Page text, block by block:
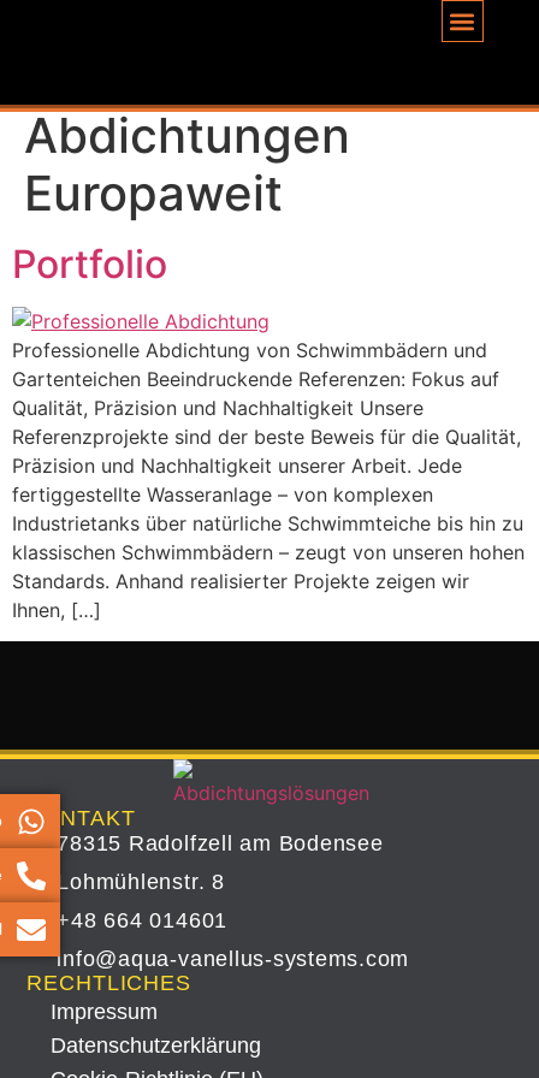
Abdichtungen
Europaweit
Portfolio
Professionelle Abdichtung von Schwimmbädern und
Gartenteichen Beeindruckende Referenzen: Fokus auf
Qualität, Präzision und Nachhaltigkeit Unsere
Referenzprojekte sind der beste Beweis für die Qualität,
Präzision und Nachhaltigkeit unserer Arbeit. Jede
fertiggestellte Wasseranlage – von komplexen
Industrietanks über natürliche Schwimmteiche bis hin zu
klassischen Schwimmbädern – zeugt von unseren hohen
Standards. Anhand realisierter Projekte zeigen wir
Ihnen, […]
KONTAKT
78315 Radolfzell am Bodensee
Lohmühlenstr. 8
+48 664 014601
info@aqua-vanellus-systems.com
RECHTLICHES
Impressum
Datenschutz­erklärung